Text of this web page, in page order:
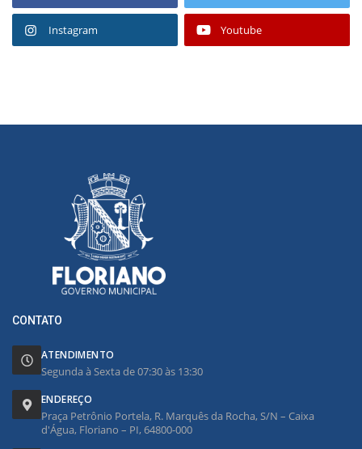
Instagram Youtube
CONTATO
ATENDIMENTO
Segunda à Sexta de 07:30 às 13:30
ENDEREÇO
Praça Petrônio Portela, R. Marquês da Rocha, S/N – Caixa
d'Água, Floriano – PI, 64800-000